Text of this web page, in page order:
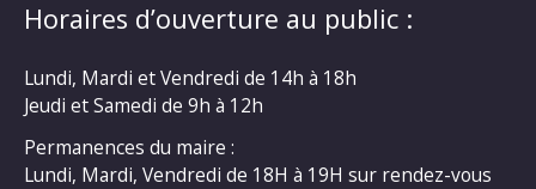
Horaires d’ouverture au public :
Lundi, Mardi et Vendredi de 14h à 18h
Jeudi et Samedi de 9h à 12h
Permanences du maire :
Lundi, Mardi, Vendredi de 18H à 19H sur rendez-vous